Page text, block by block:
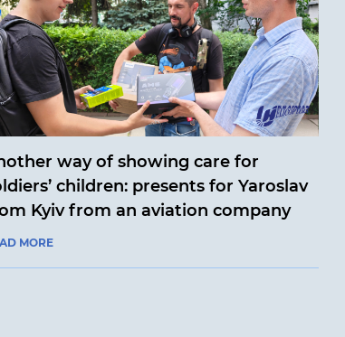
way of showing care for
children: presents for Yaroslav
Kyiv from an aviation company
MORE